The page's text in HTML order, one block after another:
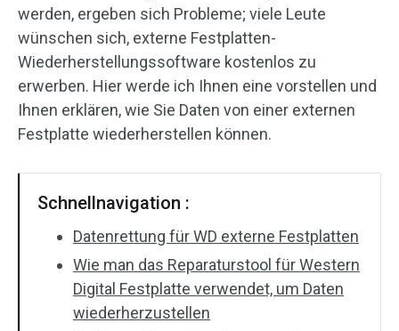
werden, ergeben sich Probleme; viele Leute
wünschen sich, externe Festplatten-
Wiederherstellungssoftware kostenlos zu
erwerben. Hier werde ich Ihnen eine vorstellen und
Ihnen erklären, wie Sie Daten von einer externen
Festplatte wiederherstellen können.
Schnellnavigation :
Datenrettung für WD externe Festplatten
Wie man das Reparaturstool für Western
Digital Festplatte verwendet, um Daten
wiederherzustellen